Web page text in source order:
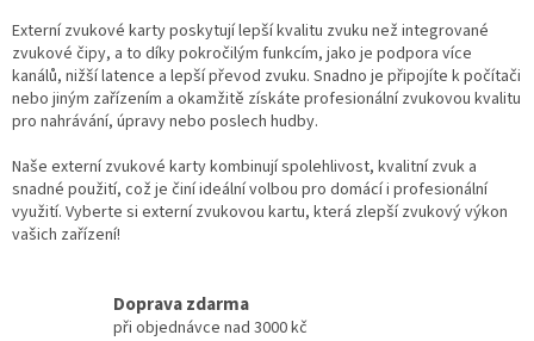
Externí zvukové karty poskytují lepší kvalitu zvuku než integrované
zvukové čipy, a to díky pokročilým funkcím, jako je podpora více
kanálů, nižší latence a lepší převod zvuku. Snadno je připojíte k počítači
nebo jiným zařízením a okamžitě získáte profesionální zvukovou kvalitu
pro nahrávání, úpravy nebo poslech hudby.
Naše externí zvukové karty kombinují spolehlivost, kvalitní zvuk a
snadné použití, což je činí ideální volbou pro domácí i profesionální
využití. Vyberte si externí zvukovou kartu, která zlepší zvukový výkon
vašich zařízení!
Doprava zdarma
při objednávce nad 3000 kč